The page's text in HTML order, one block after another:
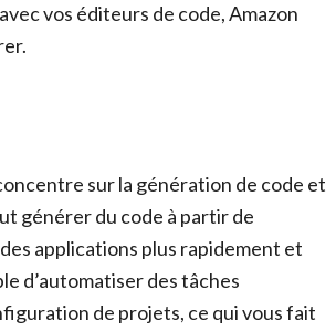
vos éditeurs de code, Amazon
sur la génération de code et
générer du code à partir de
applications plus rapidement et
d’automatiser des tâches
de projets, ce qui vous fait